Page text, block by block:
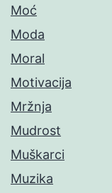
Moć
Moda
Moral
Motivacija
Mržnja
Mudrost
Muškarci
Muzika